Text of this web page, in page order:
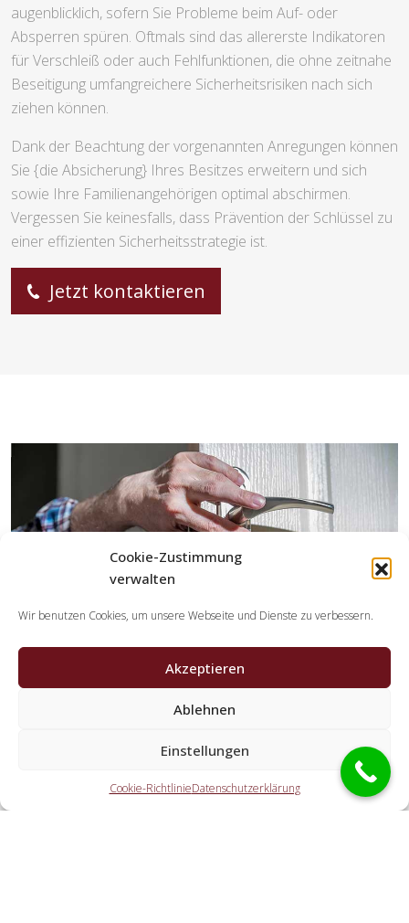
Cookie-Zustimmung
verwalten
Wir benutzen Cookies, um unsere Webseite und Dienste zu verbessern.
Akzeptieren
Ablehnen
Einstellungen
Cookie-RichtlinieDatenschutzerklärung
augenblicklich, sofern Sie Probleme beim Auf- oder
Absperren spüren. Oftmals sind das allererste Indikatoren
für Verschleiß oder auch Fehlfunktionen, die ohne zeitnahe
Beseitigung umfangreichere Sicherheitsrisiken nach sich
ziehen können.
Dank der Beachtung der vorgenannten Anregungen können
Sie {die Absicherung} Ihres Besitzes erweitern und sich
sowie Ihre Familienangehörigen optimal abschirmen.
Vergessen Sie keinesfalls, dass Prävention der Schlüssel zu
einer effizienten Sicherheitsstrategie ist.
Jetzt kontaktieren
Schlüsseldienst Spezialisten?
Die Kooperationspartner erledigen alle Tätigkeiten, die Sie